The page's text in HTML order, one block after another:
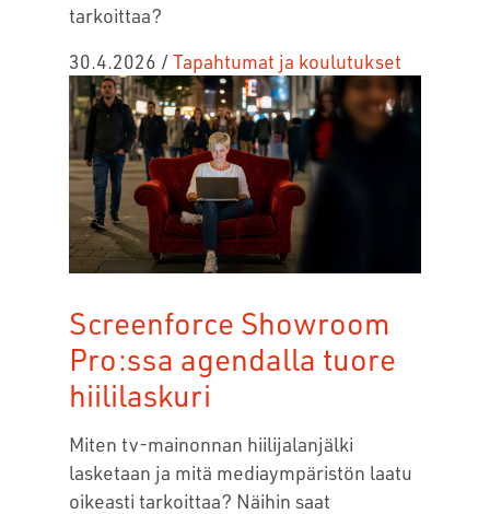
tarkoittaa?
30.4.2026 /Tapahtumat ja koulutukset
Screenforce Showroom
Pro:ssa agendalla tuore
hiililaskuri
Miten tv-mainonnan hiilijalanjälki
lasketaan ja mitä mediaympäristön laatu
oikeasti tarkoittaa? Näihin saat